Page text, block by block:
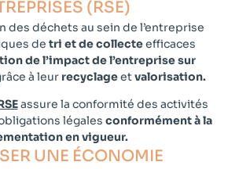
(RSE)
des déchets au sein de l’entreprise
de tri et de collecteefficaces
de l’impact de l’entreprise sur
à leur recyclageetvalorisation.
assure la conformité des activités
légales conformément à la
en vigueur.
UNE ÉCONOMIE